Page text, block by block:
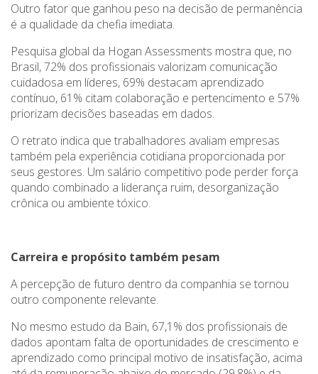
Outro fator que ganhou peso na decisão de permanência
é a qualidade da chefia imediata.
Pesquisa global da Hogan Assessments mostra que, no
Brasil, 72% dos profissionais valorizam comunicação
cuidadosa em líderes, 69% destacam aprendizado
contínuo, 61% citam colaboração e pertencimento e 57%
priorizam decisões baseadas em dados.
O retrato indica que trabalhadores avaliam empresas
também pela experiência cotidiana proporcionada por
seus gestores. Um salário competitivo pode perder força
quando combinado a liderança ruim, desorganização
crônica ou ambiente tóxico.
Carreira e propósito também pesam
A percepção de futuro dentro da companhia se tornou
outro componente relevante.
No mesmo estudo da Bain, 67,1% dos profissionais de
dados apontam falta de oportunidades de crescimento e
aprendizado como principal motivo de insatisfação, acima